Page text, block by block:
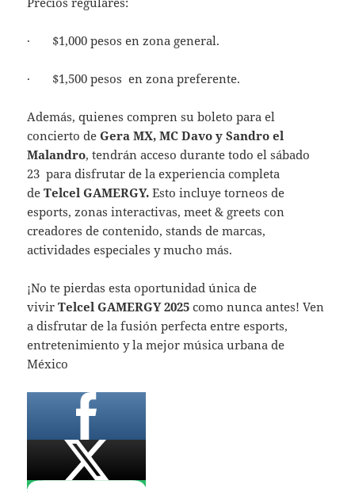
· $1,000 pesos en zona general.
· $1,500 pesos en zona preferente.
Además, quienes compren su boleto para el
concierto deGera MX, MC Davo y Sandro el
Malandro, tendrán acceso durante todo el sábado
23 para disfrutar de la experiencia completa
deTelcel GAMERGY. Esto incluye torneos de
esports, zonas interactivas, meet & greets con
creadores de contenido, stands de marcas,
actividades especiales y mucho más.
¡No te pierdas esta oportunidad única de
vivirTelcel GAMERGY 2025 como nunca antes! Ven
a disfrutar de la fusión perfecta entre esports,
entretenimiento y la mejor música urbana de
México